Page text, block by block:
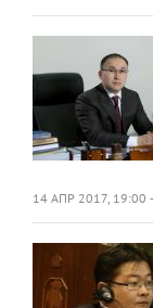
14 АПР 2017,